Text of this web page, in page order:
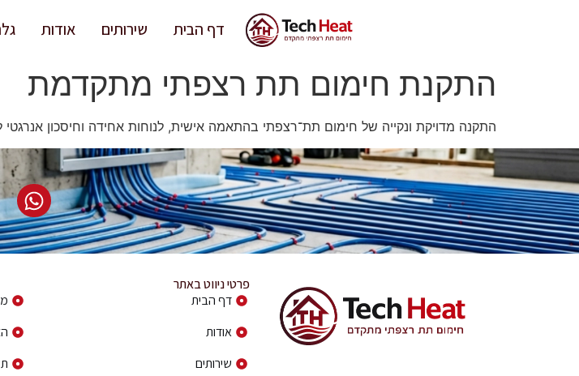
דף הבית שירותים אודות
התקנת חימום תת רצפתי מתקדמת
התקנה מדויקת ונקייה של חימום תת־רצפתי בהתאמה אישית, לנוחות אחידה וחיסכון אנרגטי
פרטי ניווט באתר
דף הבית
אודות
שירותים